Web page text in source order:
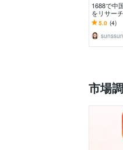
1688で中
をリサー
じて調査
5.0 (4)
sunssun
市場